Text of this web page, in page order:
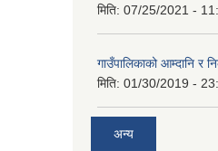
मिति: 07/25/2021 -
गाउँपालिकाको आम्दानि र
मिति: 01/30/2019 -
अन्य